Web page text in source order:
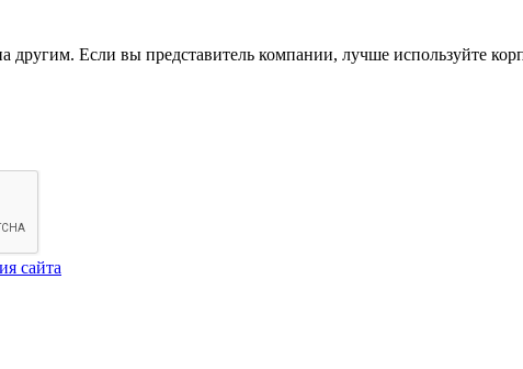
другим. Если вы представитель компании, лучше используйте
сайта